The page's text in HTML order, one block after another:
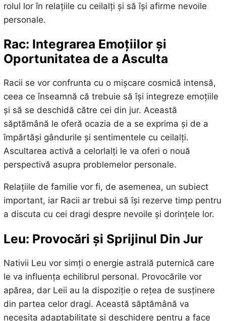
rolul lor în relațiile cu ceilalți și să își afirme nevoile
personale.
Rac: Integrarea Emoțiilor și
Oportunitatea de a Asculta
Racii se vor confrunta cu o mișcare cosmică intensă,
ceea ce înseamnă că trebuie să își integreze emoțiile
și să se deschidă către cei din jur. Această
săptămână le oferă ocazia de a se exprima și de a
împărtăși gândurile și sentimentele cu ceilalți.
Ascultarea activă a celorlalți le va oferi o nouă
perspectivă asupra problemelor personale.
Relațiile de familie vor fi, de asemenea, un subiect
important, iar Racii ar trebui să își rezerve timp pentru
a discuta cu cei dragi despre nevoile și dorințele lor.
Leu: Provocări și Sprijinul Din Jur
Nativii Leu vor simți o energie astrală puternică care
le va influența echilibrul personal. Provocările vor
apărea, dar Leii au la dispoziție o rețea de susținere
din partea celor dragi. Această săptămână va
necesita adaptabilitate și deschidere pentru a face